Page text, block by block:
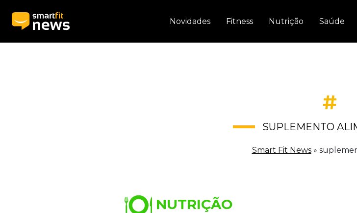
Novidades Fitness Nutrição Saúde
#
SUPLEMENTO
Smart Fit News »
NUTRIÇÃO